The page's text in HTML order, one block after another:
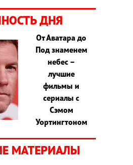
ДНЯ
От Аватара до
Под знаменем
небес –
лучшие
фильмы и
сериалы с
Сэмом
Уортингтоном
МАТЕРИАЛЫ